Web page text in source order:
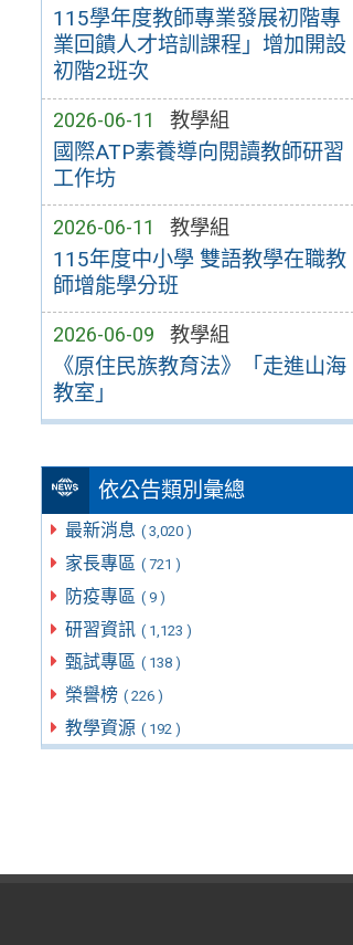
115學年度教師專業發展初階專
業回饋人才培訓課程」增加開設
初階2班次
2026-06-11 教學組
國際ATP素養導向閱讀教師研習
工作坊
2026-06-11 教學組
115年度中小學 雙語教學在職教
師增能學分班
2026-06-09 教學組
《原住民族教育法》「走進山海
教室」
依公告類別彙總
最新消息 ( 3,020 )
家長專區 ( 721 )
防疫專區 ( 9 )
研習資訊 ( 1,123 )
甄試專區 ( 138 )
榮譽榜 ( 226 )
教學資源 ( 192 )